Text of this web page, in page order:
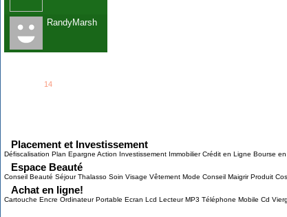
RandyMarsh
14members...
Placement et Investissement
Défiscalisation Plan Epargne Action Investissement Immobilier Crédit en Ligne Bourse
Espace Beauté
Conseil Beauté Séjour Thalasso Soin Visage Vêtement Mode Conseil Maigrir Produit
Achat en ligne!
Cartouche Encre Ordinateur Portable Ecran Lcd Lecteur MP3 Téléphone Mobile Cd